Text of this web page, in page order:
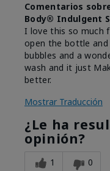
Comentarios
Body® Indulgent
I love this so much
open the bottle
bubbles and a
wash and it just
better.
Mostrar Traducción
¿Le ha
opinión?
1 0